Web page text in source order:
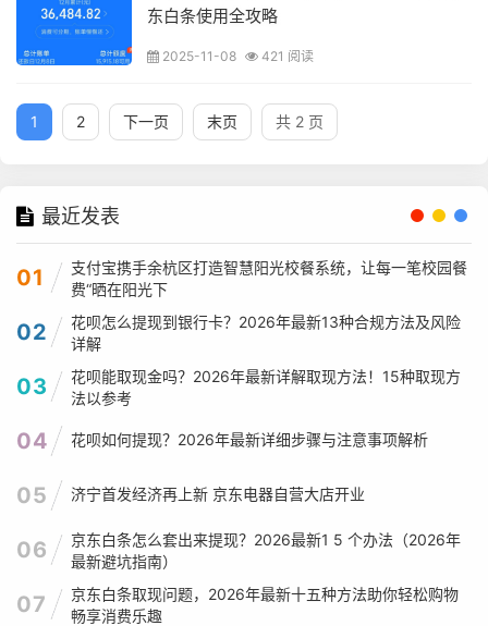
东白条使用全攻略
2025-11-08 421 阅读
1 2 下一页 末页 共 2 页
最近发表
01
支付宝携手余杭区打造智慧阳光校餐系统，让每一笔校园餐
费“晒在阳光下
02
花呗怎么提现到银行卡？2026年最新13种合规方法及风险
详解
03
花呗能取现金吗？2026年最新详解取现方法！15种取现方
法以参考
04 花呗如何提现？2026年最新详细步骤与注意事项解析
05 济宁首发经济再上新 京东电器自营大店开业
06
京东白条怎么套出来提现？2026最新1 5 个办法（2026年
最新避坑指南）
07
京东白条取现问题，2026年最新十五种方法助你轻松购物
畅享消费乐趣